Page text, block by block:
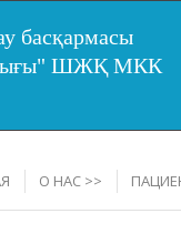
басқармасы
ШЖҚ МКК
О НАС >>